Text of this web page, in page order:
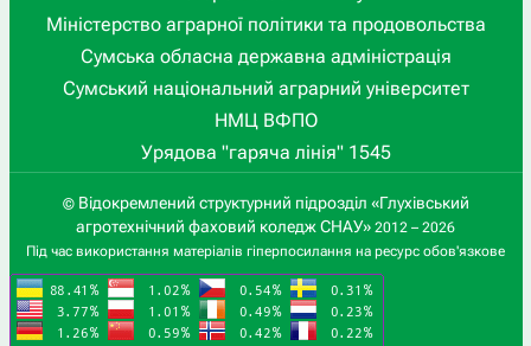
Міністерство аграрної політики та продовольства
Сумська обласна державна адміністрація
Сумський національний аграрний університет
НМЦ ВФПО
Урядова "гаряча лінія" 1545
© Відокремлений структурний підрозділ «Глухівський
агротехнічний фаховий коледж СНАУ» 2012 – 2026
Під час використання матеріалів гіперпосилання на ресурс обов'язкове